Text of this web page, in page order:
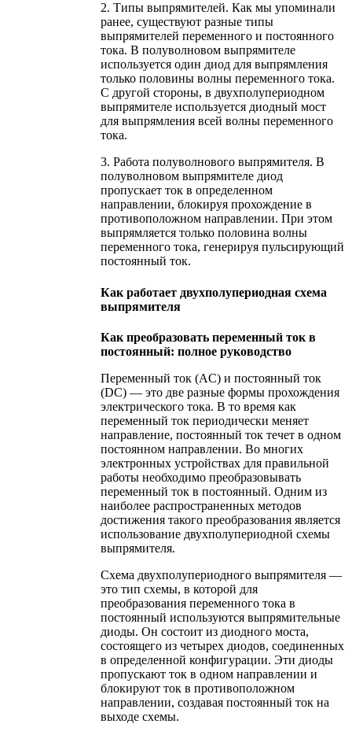
2. Типы выпрямителей. Как мы упоминали
ранее, существуют разные типы
выпрямителей переменного и постоянного
тока. В полуволновом выпрямителе
используется один диод для выпрямления
только половины волны переменного тока.
С другой стороны, в двухполупериодном
выпрямителе используется диодный мост
для выпрямления всей волны переменного
тока.
3. Работа полуволнового выпрямителя. В
полуволновом выпрямителе диод
пропускает ток в определенном
направлении, блокируя прохождение в
противоположном направлении. При этом
выпрямляется только половина волны
переменного тока, генерируя пульсирующий
постоянный ток.
Как работает двухполупериодная схема
выпрямителя
Как преобразовать переменный ток в
постоянный: полное руководство
Переменный ток (AC) и постоянный ток
(DC) — это две разные формы прохождения
электрического тока. В то время как
переменный ток периодически меняет
направление, постоянный ток течет в одном
постоянном направлении. Во многих
электронных устройствах для правильной
работы необходимо преобразовывать
переменный ток в постоянный. Одним из
наиболее распространенных методов
достижения такого преобразования является
использование двухполупериодной схемы
выпрямителя.
Схема двухполупериодного выпрямителя —
это тип схемы, в которой для
преобразования переменного тока в
постоянный используются выпрямительные
диоды. Он состоит из диодного моста,
состоящего из четырех диодов, соединенных
в определенной конфигурации. Эти диоды
пропускают ток в одном направлении и
блокируют ток в противоположном
направлении, создавая постоянный ток на
выходе схемы.